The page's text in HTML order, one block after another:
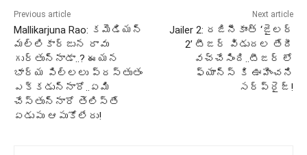
Previous article
Mallikarjuna Rao: కమెడియన్
మల్లికార్జున రావు
గుర్తున్నాడా..? ఈయన
భార్య పిల్లలు ప్రస్తుతం
ఎక్కడున్నారో..ఏమి
చేస్తున్నారో తెలిస్తే
ఏడుపు ఆపుకోలేరు!
Next article
Jailer 2: రజినీకాంత్ ‘జైలర్
2’ టీజర్ విడుదల తేదీ
వచ్చేసింది..టీజర్ లో
ఫ్యాన్స్ కి ఊహించని
సర్ప్రైజ్!